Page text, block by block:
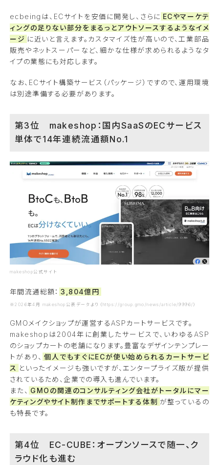
ecbeingは、ECサイトを安価に開発し、さらに ECやマーケテ
ィングの足りない部分をまるっとアウトソースするようなイメ
ージ に近いと言えます。カスタマイズ性が高いので、工業部品
販売やネットスーパーなど、細かな仕様が求められるようなタ
イプの業態にも対応します。
なお、ECサイト構築サービス（パッケージ）ですので、運用環境
は別途準備する必要があります。
第3位 makeshop：国内SaaSのECサービス
単体で14年連続流通額No.1
makeshop公式サイト
年間流通総額： 3,804億円
※2026年4月 makeshop公表データより（https://group.gmo/news/article/9996/）
GMOメイクショップが運営するASPカートサービスです。
makeshopは2004年に創業したサービスで、いわゆるASP
のショップカートの老舗になります。豊富なデザインテンプレー
トがあり、 個人でもすぐにECが使い始められるカートサービ
ス といったイメージも強いですが、エンタープライズ版が提供
されているため、企業での導入も進んでいます。
また、 GMOの関連のコンサルティング会社がトータルにマー
ケティングやサイト制作までサポートする体制 が整っているの
も特長です。
第4位 EC-CUBE：オープンソースで随一、ク
ラウド化も進む